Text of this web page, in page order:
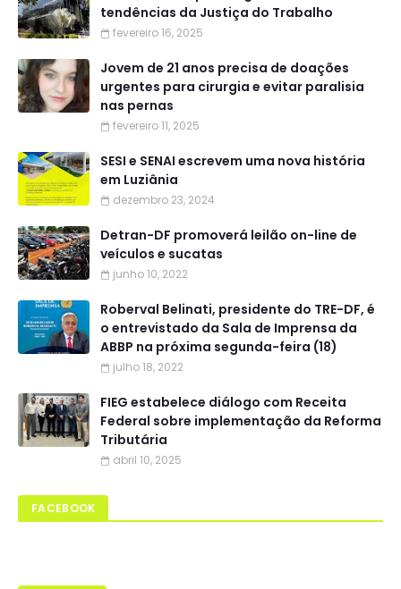
tendências da Justiça do Trabalho
fevereiro 16, 2025
Jovem de 21 anos precisa de doações
urgentes para cirurgia e evitar paralisia
nas pernas
fevereiro 11, 2025
SESI e SENAI escrevem uma nova história
em Luziânia
dezembro 23, 2024
Detran-DF promoverá leilão on-line de
veículos e sucatas
junho 10, 2022
Roberval Belinati, presidente do TRE-DF, é
o entrevistado da Sala de Imprensa da
ABBP na próxima segunda-feira (18)
julho 18, 2022
FIEG estabelece diálogo com Receita
Federal sobre implementação da Reforma
Tributária
abril 10, 2025
FACEBOOK